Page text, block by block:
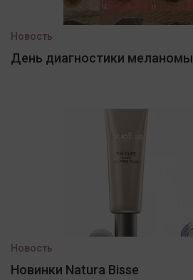
Новость
День диагностики меланомы
Новость
Новинки Natura Bisse